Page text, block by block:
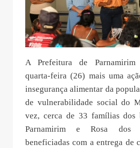
A Prefeitura de Parnamirim
quarta-feira (26) mais uma
insegurança alimentar da
de vulnerabilidade social do
vez, cerca de 33 famílias dos
Parnamirim e Rosa dos
beneficiadas com a entrega de